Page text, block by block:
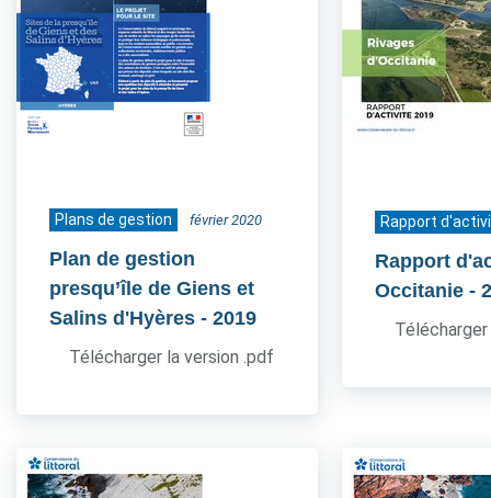
Plans de gestion février 2020
Plan de gestion
presqu’île de Giens et
Salins d'Hyères - 2019
Télécharger la version .pdf
Rapport
Rapport
Occitanie -